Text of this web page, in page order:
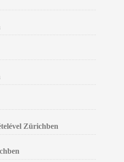
Zürichben